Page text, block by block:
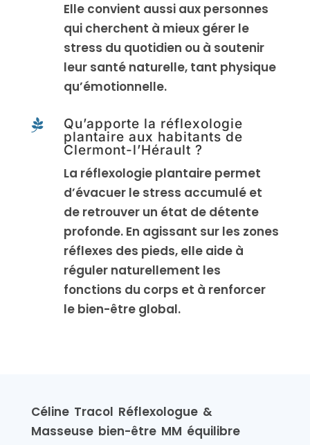
Elle convient aussi aux personnes
qui cherchent à mieux gérer le
stress du quotidien ou à soutenir
leur santé naturelle, tant physique
qu’émotionnelle.

Qu’apporte la réflexologie
plantaire aux habitants de
Clermont-l’Hérault ?
La réflexologie plantaire permet
d’évacuer le stress accumulé et
de retrouver un état de détente
profonde. En agissant sur les zones
réflexes des pieds, elle aide à
réguler naturellement les
fonctions du corps et à renforcer
le bien-être global.
Céline Tracol Réflexologue &
Masseuse bien-être MM équilibre